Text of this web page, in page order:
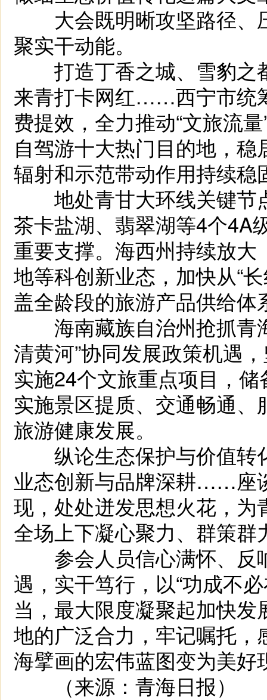
大会既明晰攻坚路径、
聚实干动能。
打造丁香之城、雪豹之
来青打卡网红……西宁市统
费提效，全力推动“文旅流
自驾游十大热门目的地，稳
辐射和示范带动作用持续稳
地处青甘大环线关键节
茶卡盐湖、翡翠湖等4个4A
重要支撑。海西州持续放
地等科创新业态，加快从“
盖全龄段的旅游产品供给体
海南藏族自治州抢抓青
清黄河”协同发展政策机遇
实施24个文旅重点项目，
实施景区提质、交通畅通
旅游健康发展。
纵论生态保护与价值转
业态创新与品牌深耕……座
现，处处迸发思想火花，
全场上下凝心聚力、群策
参会人员信心满怀、反
遇，实干笃行，以“功成不
当，最大限度凝聚起加快
地的广泛合力，牢记嘱托
海擘画的宏伟蓝图变为美好
（来源：青海日报）